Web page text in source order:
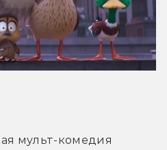
мульт-комедия